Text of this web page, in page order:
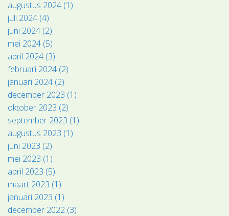
augustus 2024 (1)
juli 2024 (4)
juni 2024 (2)
mei 2024 (5)
april 2024 (3)
februari 2024 (2)
januari 2024 (2)
december 2023 (1)
oktober 2023 (2)
september 2023 (1)
augustus 2023 (1)
juni 2023 (2)
mei 2023 (1)
april 2023 (5)
maart 2023 (1)
januari 2023 (1)
december 2022 (3)